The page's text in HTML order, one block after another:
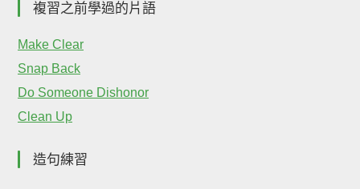
複習之前學過的片語
Make Clear
Snap Back
Do Someone Dishonor
Clean Up
造句練習